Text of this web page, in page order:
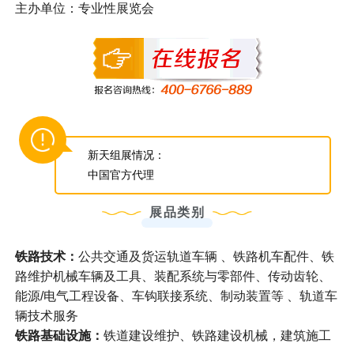
主办单位：专业性展览会
新天组展情况：
中国官方代理
展品类别
铁路技术： 公共交通及货运轨道⻋辆 、铁路机车配件、铁
路维护机械车辆及工具、装配系统与零部件、传动⻮轮、
能源/电⽓⼯程设备、⻋钩联接系统、制动装置等 、轨道⻋
辆技术服务
铁路基础设施： 铁道建设维护、铁路建设机械，建筑施⼯